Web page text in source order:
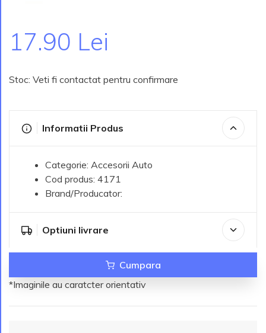
17.90 Lei
Stoc: Veti fi contactat pentru confirmare
Informatii Produs
Categorie: Accesorii Auto
Cod produs: 4171
Brand/Producator:
Optiuni livrare
Cumpara
*Imaginile au caratcter orientativ